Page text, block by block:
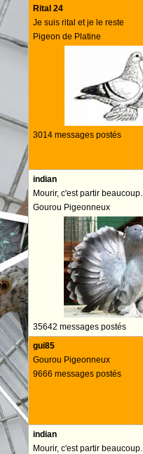
Rital 24
Je suis rital et je le reste
Pigeon de Platine
3014 messages postés
indian
Mourir, c'est partir beaucoup.
Gourou Pigeonneux
35642 messages postés
gui85
Gourou Pigeonneux
9666 messages postés
indian
Mourir, c'est partir beaucoup.